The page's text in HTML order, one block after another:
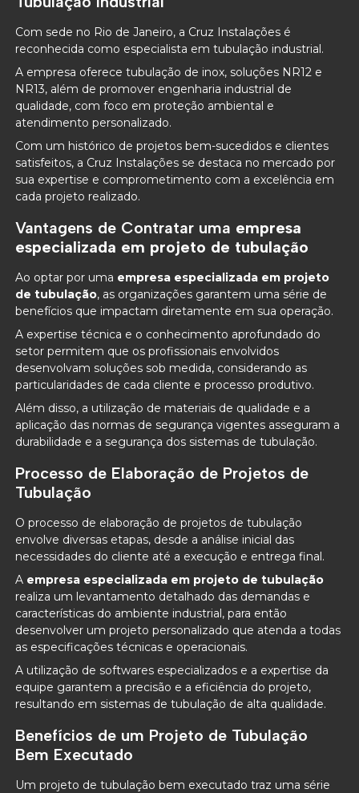
Com sede no Rio de Janeiro, a Cruz Instalações é
reconhecida como especialista em tubulação industrial.
A empresa oferece tubulação de inox, soluções NR12 e
NR13, além de promover engenharia industrial de
qualidade, com foco em proteção ambiental e
atendimento personalizado.
Com um histórico de projetos bem-sucedidos e clientes
satisfeitos, a Cruz Instalações se destaca no mercado por
sua expertise e comprometimento com a excelência em
cada projeto realizado.
Vantagens de Contratar uma empresa
especializada em projeto de tubulação
Ao optar por uma empresa especializada em projeto
de tubulação, as organizações garantem uma série de
benefícios que impactam diretamente em sua operação.
A expertise técnica e o conhecimento aprofundado do
setor permitem que os profissionais envolvidos
desenvolvam soluções sob medida, considerando as
particularidades de cada cliente e processo produtivo.
Além disso, a utilização de materiais de qualidade e a
aplicação das normas de segurança vigentes asseguram a
durabilidade e a segurança dos sistemas de tubulação.
Processo de Elaboração de Projetos de
Tubulação
O processo de elaboração de projetos de tubulação
envolve diversas etapas, desde a análise inicial das
necessidades do cliente até a execução e entrega final.
A empresa especializada em projeto de tubulação
realiza um levantamento detalhado das demandas e
características do ambiente industrial, para então
desenvolver um projeto personalizado que atenda a todas
as especificações técnicas e operacionais.
A utilização de softwares especializados e a expertise da
equipe garantem a precisão e a eficiência do projeto,
resultando em sistemas de tubulação de alta qualidade.
Benefícios de um Projeto de Tubulação
Bem Executado
Um projeto de tubulação bem executado traz uma série